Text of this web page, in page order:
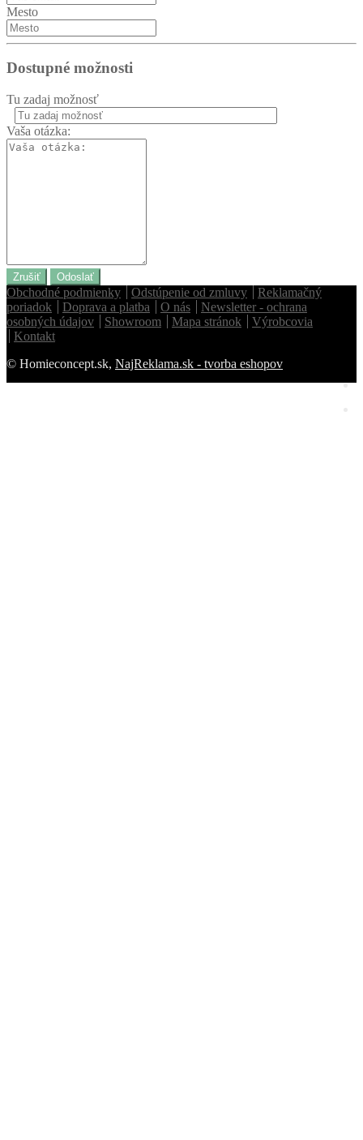
Mesto
Dostupné možnosti
Tu zadaj možnosť
Vaša otázka:
Zrušiť Odoslať
Obchodné podmienky Odstúpenie od zmluvy
Reklamačný
poriadok
Doprava a platba O nás
Newsletter - ochrana
osobných údajov
Showroom Mapa stránok
Výrobcovia
Kontakt
© Homieconcept.sk, NajReklama.sk - tvorba eshopov